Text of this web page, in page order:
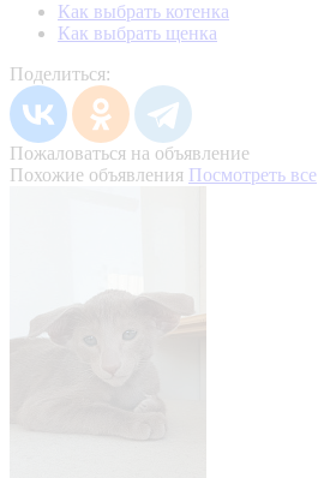
Как выбрать котенка
Как выбрать щенка
Поделиться:
Пожаловаться на объявление
Похожие объявления Посмотреть все